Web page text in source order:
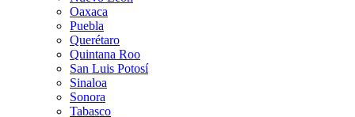
Oaxaca
Puebla
Querétaro
Quintana Roo
San Luis Potosí
Sinaloa
Sonora
Tabasco